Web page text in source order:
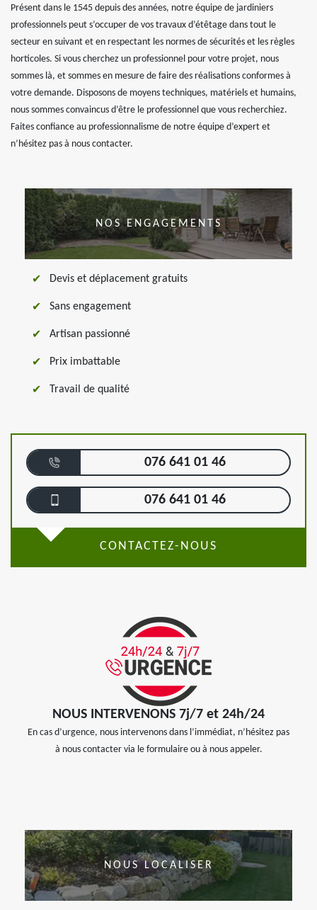
Présent dans le 1545 depuis des années, notre équipe de jardiniers
professionnels peut s’occuper de vos travaux d’étêtage dans tout le
secteur en suivant et en respectant les normes de sécurités et les règles
horticoles. Si vous cherchez un professionnel pour votre projet, nous
sommes là, et sommes en mesure de faire des réalisations conformes à
votre demande. Disposons de moyens techniques, matériels et humains,
nous sommes convaincus d’être le professionnel que vous recherchiez.
Faites confiance au professionnalisme de notre équipe d’expert et
n’hésitez pas à nous contacter.
NOS ENGAGEMENTS
Devis et déplacement gratuits
Sans engagement
Artisan passionné
Prix imbattable
Travail de qualité
076 641 01 46
076 641 01 46
CONTACTEZ-NOUS
NOUS INTERVENONS 7j/7 et 24h/24
En cas d’urgence, nous intervenons dans l’immédiat, n’hésitez pas
à nous contacter via le formulaire ou à nous appeler.
NOUS LOCALISER